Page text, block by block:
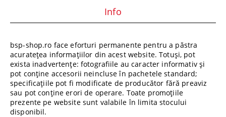
Info
bsp-shop.ro face eforturi permanente pentru a păstra
acuratețea informațiilor din acest website. Totuși, pot
exista inadvertențe: fotografiile au caracter informativ și
pot conține accesorii neincluse în pachetele standard;
specificațiile pot fi modificate de producător fără preaviz
sau pot conține erori de operare. Toate promoțiile
prezente pe website sunt valabile în limita stocului
disponibil.